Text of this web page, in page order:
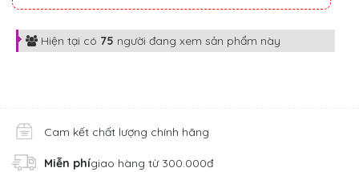
Hiện tại có 75 người đang xem sản phẩm này
Cam kết chất lượng chính hãng
Miễn phígiao hàng từ 300.000đ